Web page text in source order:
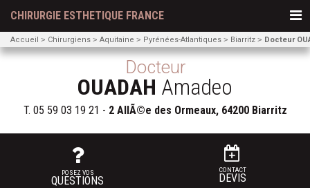
CHIRURGIE ESTHETIQUE FRANCE
Accueil Chirurgiens Aquitaine Pyrénées-Atlantiques Biarritz Docteur
Docteur
OUADAH Amadeo
T. 05 59 03 19 21 - 2 AllÃ©e des Ormeaux, 64200 Biarritz
POSEZ VOS
QUESTIONS
CONTACT
DEVIS